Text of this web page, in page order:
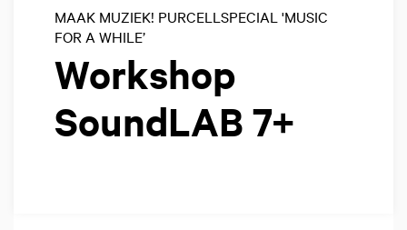
Workshop
SoundLAB 7+
MAAK MUZIEK! PURCELLSPECIAL 'MUSIC
FOR A WHILE’